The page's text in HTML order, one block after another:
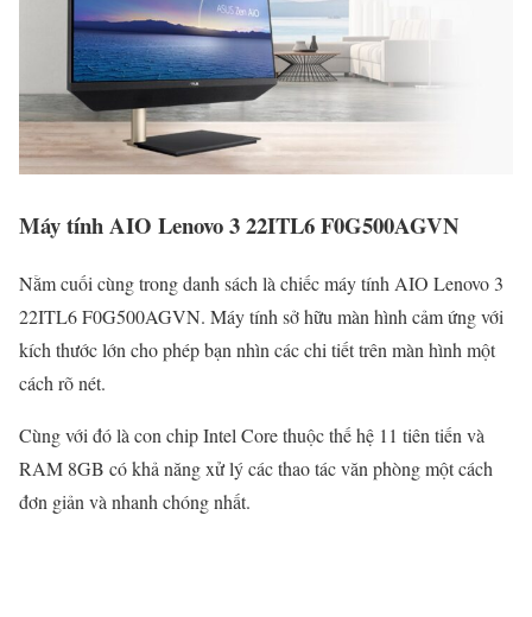
Máy tính AIO Lenovo 3 22ITL6 F0G500AGVN
Nằm cuối cùng trong danh sách là chiếc máy tính AIO Lenovo 3
22ITL6 F0G500AGVN. Máy tính sở hữu màn hình cảm ứng với
kích thước lớn cho phép bạn nhìn các chi tiết trên màn hình một
cách rõ nét.
Cùng với đó là con chip Intel Core thuộc thế hệ 11 tiên tiến và
RAM 8GB có khả năng xử lý các thao tác văn phòng một cách
đơn giản và nhanh chóng nhất.